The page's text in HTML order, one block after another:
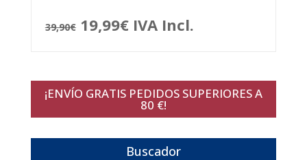
39,90€ El
era:
19,99€El
es:
IVA Incl.
¡ENVÍO GRATIS PEDIDOS SUPERIORES A
80 €!
Buscador